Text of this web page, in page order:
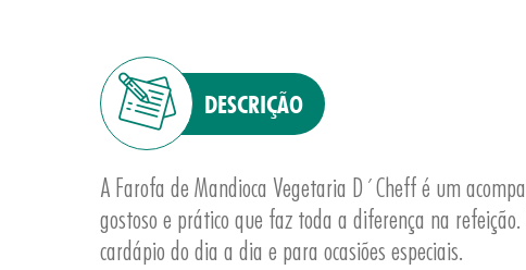
Molhos Pipocas
DESCRIÇÃO
A Farofa de Mandioca Vegetaria D´Cheff é um
gostoso e prático que faz toda a diferença na
cardápio do dia a dia e para ocasiões especiais.